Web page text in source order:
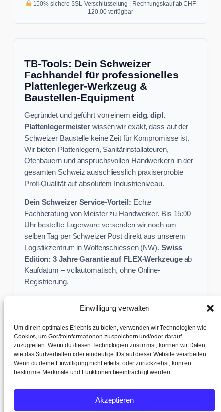
Einwilligung verwalten
Um dir ein optimales Erlebnis zu bieten, verwenden wir Technologien wie
Cookies, um Geräteinformationen zu speichern und/oder darauf
zuzugreifen. Wenn du diesen Technologien zustimmst, können wir Daten
wie das Surfverhalten oder eindeutige IDs auf dieser Website verarbeiten.
Wenn du deine Einwilligung nicht erteilst oder zurückziehst, können
bestimmte Merkmale und Funktionen beeinträchtigt werden.
Akzeptieren
100% sichere SSL-Verschlüsselung | Rechnungskauf ab CHF
120.00 verfügbar
TB-Tools: Dein Schweizer
Fachhandel für professionelles
Plattenleger-Werkzeug &
Baustellen-Equipment
Gegründet und geführt von einem eidg. dipl.
Plattenlegermeister wissen wir exakt, dass auf der
Schweizer Baustelle keine Zeit für Kompromisse ist.
Wir bieten Plattenlegern, Sanitärinstallateuren,
Ofenbauern und anspruchsvollen Handwerkern in der
gesamten Schweiz ausschliesslich praxiserprobte
Profi-Qualität auf absolutem Industrieniveau.
Dein Schweizer Service-Vorteil: Echte
Fachberatung von Meister zu Handwerker. Bis 15:00
Uhr bestellte Lagerware versenden wir noch am
selben Tag per Schweizer Post direkt aus unserem
Logistikzentrum in Wolfenschiessen (NW). Swiss
Edition: 3 Jahre Garantie auf FLEX-Werkzeugeab
Kaufdatum – vollautomatisch, ohne Online-
Registrierung.
Sichere dir exklusive Angebote und praktische
Baustellen-Tipps direkt in dein Postfach.
✉ Zur Anmeldung
Versand & Abholung|Cookie-Richtlinie